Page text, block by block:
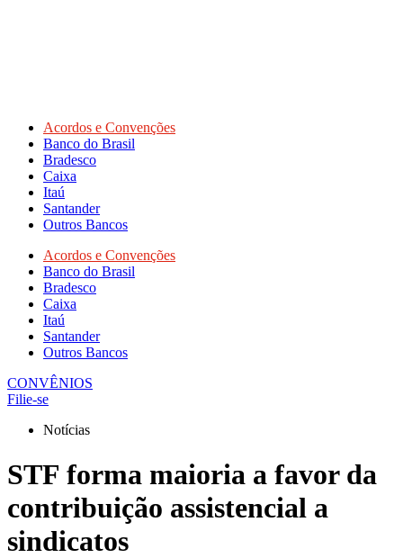
Acordos e Convenções
Banco do Brasil
Bradesco
Caixa
Itaú
Santander
Outros Bancos
Acordos e Convenções
Banco do Brasil
Bradesco
Caixa
Itaú
Santander
Outros Bancos
CONVÊNIOS
Filie-se
Notícias
STF forma maioria a favor da
contribuição assistencial a
sindicatos